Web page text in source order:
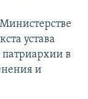
устава
в
и